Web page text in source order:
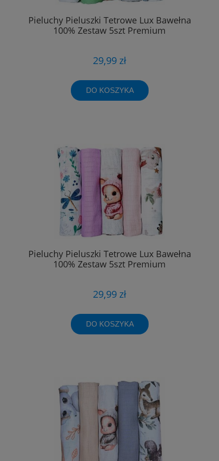
Pieluchy Pieluszki Tetrowe Lux Bawełna
100% Zestaw 5szt Premium
29,99 zł
DO KOSZYKA
Pieluchy Pieluszki Tetrowe Lux Bawełna
100% Zestaw 5szt Premium
29,99 zł
DO KOSZYKA